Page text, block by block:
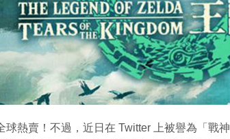
熱賣！不過，近日在 Twitter 上被譽為「戰神